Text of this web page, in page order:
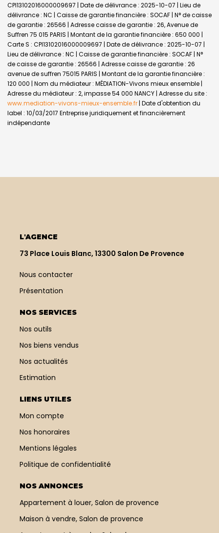
CPI13102016000009697 | Date de délivrance : 2025-10-07 | Lieu de
délivrance : NC | Caisse de garantie financière : SOCAF | N° de caisse
de garantie : 26566 | Adresse caisse de garantie : 26, Avenue de
Suffren 75 015 PARIS | Montant de la garantie financière : 650 000 |
Carte S : CPI13102016000009697 | Date de délivrance : 2025-10-07 |
Lieu de délivrance : NC | Caisse de garantie financière : SOCAF | N°
de caisse de garantie : 26566 | Adresse caisse de garantie : 26
avenue de suffren 75015 PARIS | Montant de la garantie financière :
120 000 | Nom du médiateur : MÉDIATION-Vivons mieux ensemble |
Adresse du médiateur : 2, impasse 54 000 NANCY | Adresse du site :
www.mediation-vivons-mieux-ensemble.fr | Date d'obtention du
label : 10/03/2017 Entreprise juridiquement et financièrement
indépendante
L'AGENCE
73 Place Louis Blanc, 13300 Salon De Provence
Nous contacter
Présentation
NOS SERVICES
Nos outils
Nos biens vendus
Nos actualités
Estimation
LIENS UTILES
Mon compte
Nos honoraires
Mentions légales
Politique de confidentialité
NOS ANNONCES
Appartement à louer, Salon de provence
Maison à vendre, Salon de provence